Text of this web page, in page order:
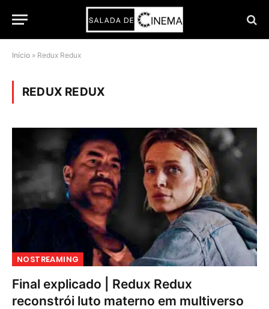
Início » Redux Redux
REDUX REDUX
NOSTREAMING
Final explicado | Redux Redux
reconstrói luto materno em multiverso